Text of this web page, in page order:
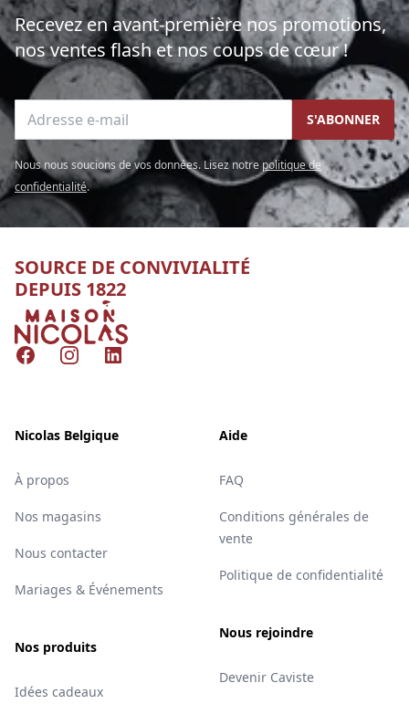
Recevez en avant-première nos promotions,
nos ventes flash et nos coups de cœur !
Adresse e-mail S'ABONNER
Nous nous soucions de vos données. Lisez notre politique de
confidentialité.
SOURCE DE CONVIVIALITÉ
DEPUIS 1822
Nicolas
FacebookInstagramLinkedIn
Nicolas Belgique
À propos
Nos magasins
Nous contacter
Mariages & Événements
Nos produits
Idées cadeaux
Aide
FAQ
Conditions générales de
vente
Politique de confidentialité
Nous rejoindre
Devenir Caviste